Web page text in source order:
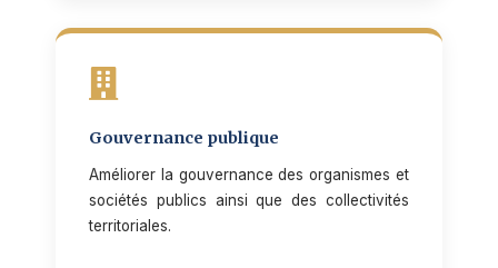
Gouvernance publique
Améliorer la gouvernance des organismes et
sociétés publics ainsi que des collectivités
territoriales.